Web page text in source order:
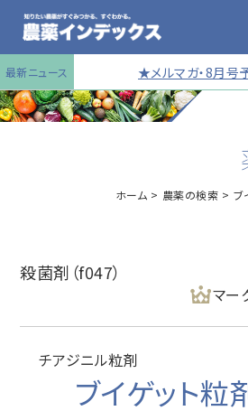
最新ニュース ★メルマガ・8月
ホーム 農薬の検索 ブ
殺菌剤（f047）
マー
チアジニル粒剤
ブイゲット粒